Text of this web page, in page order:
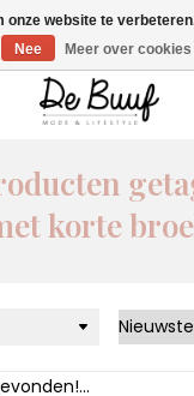
items • Gratis
binnen 1-3
korte
onze website te
Nee
Meer over cookies